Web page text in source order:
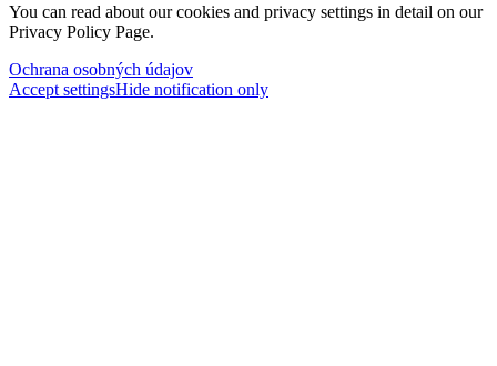
You can read about our cookies and privacy settings in detail on our
Privacy Policy Page.
Ochrana osobných údajov
Accept settingsHide notification only